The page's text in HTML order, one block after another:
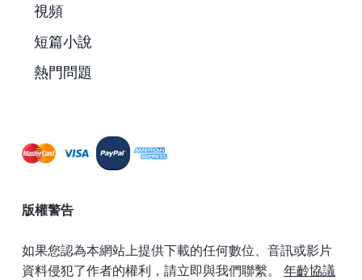
視頻
短篇小說
熱門問題
版權警告
如果您認為本網站上提供下載的任何數位、音訊或影片
資料侵犯了作者的權利，請立即與我們聯繫。 年齡協議